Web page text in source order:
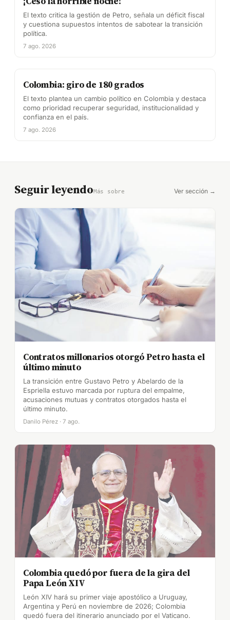
El texto critica la gestión de Petro, señala un déficit fiscal
y cuestiona supuestos intentos de sabotear la transición
política.
7 ago. 2026
Colombia: giro de 180 grados
El texto plantea un cambio político en Colombia y destaca
como prioridad recuperar seguridad, institucionalidad y
confianza en el país.
7 ago. 2026
Seguir leyendoMás sobre Ver sección →
Contratos millonarios otorgó Petro hasta el
último minuto
La transición entre Gustavo Petro y Abelardo de la
Espriella estuvo marcada por ruptura del empalme,
acusaciones mutuas y contratos otorgados hasta el
último minuto.
Danilo Pérez · 7 ago.
Colombia quedó por fuera de la gira del
Papa León XIV
León XIV hará su primer viaje apostólico a Uruguay,
Argentina y Perú en noviembre de 2026; Colombia
quedó fuera del itinerario anunciado por el Vaticano.